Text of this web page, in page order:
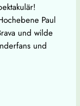
Paul
und wilde
und